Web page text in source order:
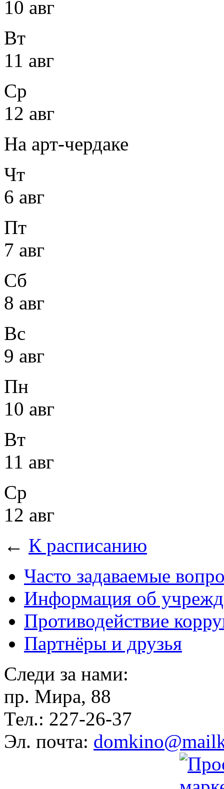
10 авг
Вт
11 авг
Ср
12 авг
На арт-чердаке
Чт
6 авг
Пт
7 авг
Сб
8 авг
Вс
9 авг
Пн
10 авг
Вт
11 авг
Ср
12 авг
← К расписанию
Часто задаваемые
Информация об
Противодействие
Партнёры и друзья
Следи за нами:
пр. Мира, 88
Тел.: 227-26-37
Эл. почта: